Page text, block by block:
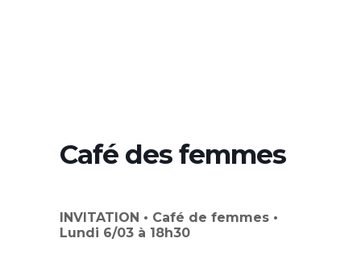
Café des femmes
INVITATION • Café de femmes •
Lundi 6/03 à 18h30